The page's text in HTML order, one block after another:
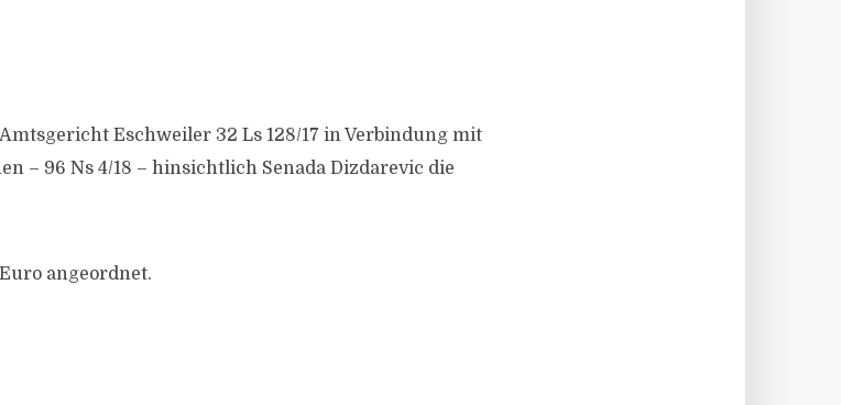
Eschweiler 32 Ls 128/17 in Verbindung mit
– 96 Ns 4/18 – hinsichtlich Senada Dizdarevic die
angeordnet.